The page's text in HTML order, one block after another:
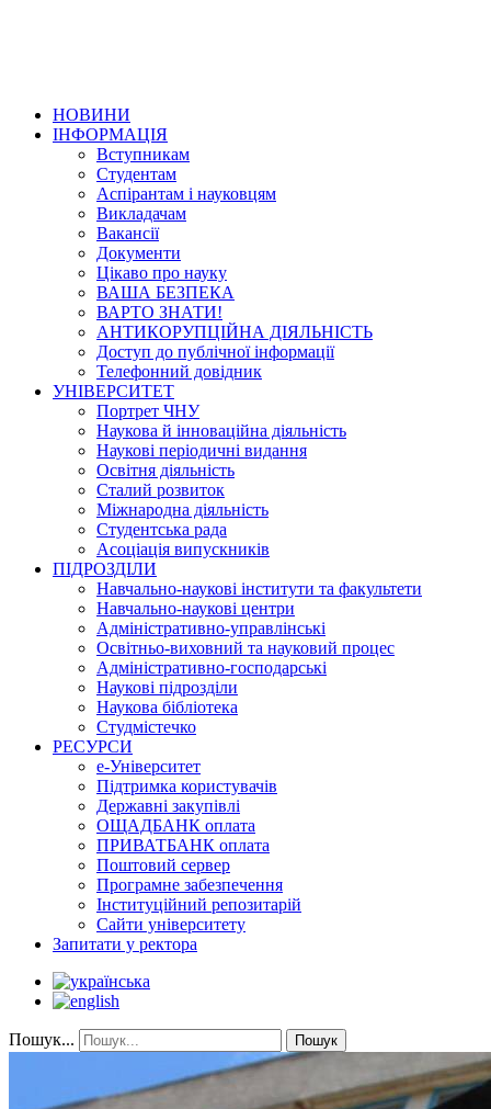
НОВИНИ
ІНФОРМАЦІЯ
Вступникам
Студентам
Аспірантам і науковцям
Викладачам
Вакансії
Документи
Цікаво про науку
ВАША БЕЗПЕКА
ВАРТО ЗНАТИ!
АНТИКОРУПЦІЙНА ДІЯЛЬНІСТЬ
Доступ до публічної інформації
Телефонний довідник
УНІВЕРСИТЕТ
Портрет ЧНУ
Наукова й інноваційна діяльність
Наукові періодичні видання
Освітня діяльність
Сталий розвиток
Міжнародна діяльність
Студентська рада
Асоціація випускників
ПІДРОЗДІЛИ
Навчально-наукові інститути та факультети
Навчально-наукові центри
Адміністративно-управлінські
Освітньо-виховний та науковий процес
Адміністративно-господарські
Наукові підрозділи
Наукова бібліотека
Студмістечко
РЕСУРСИ
е-Університет
Підтримка користувачів
Державні закупівлі
ОЩАДБАНК оплата
ПРИВАТБАНК оплата
Поштовий сервер
Програмне забезпечення
Інституційний репозитарій
Сайти університету
Запитати у ректора
Пошук... Пошук